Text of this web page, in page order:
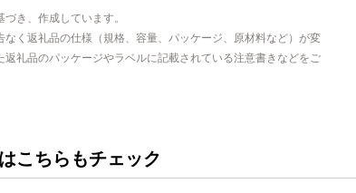
き、作成しています。
く返礼品の仕様（規格、容量、パッケージ、原材料など）が変
礼品のパッケージやラベルに記載されている注意書きなどをご
こちらもチェック